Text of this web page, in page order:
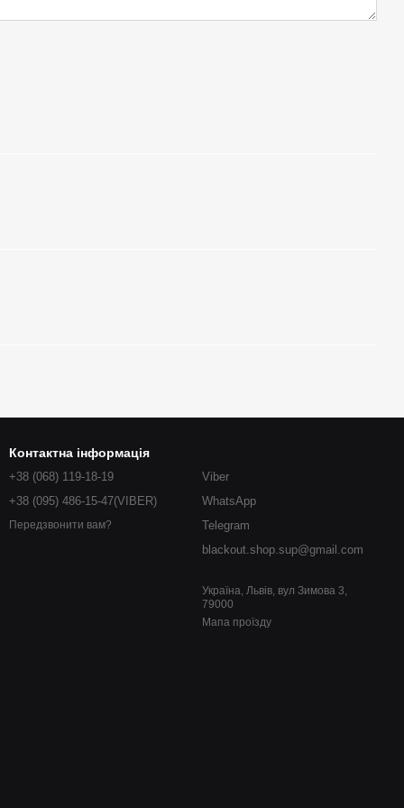
Контактна інформація
+38 (068) 119-18-19
+38 (095) 486-15-47(VIBER)
Передзвонити вам?
Viber
WhatsApp
Telegram
blackout.shop.sup@gmail.com
Україна, Львів, вул Зимова 3,
79000
Мапа проїзду